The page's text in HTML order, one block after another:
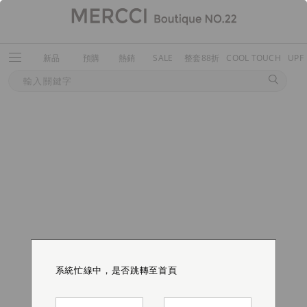
新品 預購 熱銷 SALE 整套88折 COOL TOUCH
系統忙線中，是否跳轉至首頁
系統忙線中，是否跳轉至首頁
系統忙線中，是否跳轉至首頁
系統忙線中，是否跳轉至首頁
系統忙線中，是否跳轉至首頁